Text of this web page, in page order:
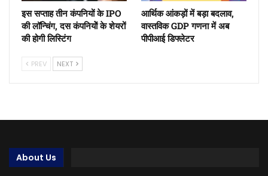
इस सप्ताह तीन कंपनियों के IPO
की लॉन्चिंग, दस कंपनियोें के शेयरों
की होगी लिस्टिंग
आर्थिक आंकड़ों में बड़ा बदलाव,
वास्तविक GDP गणना में अब
पीपीआई डिफ्लेटर
PREV NEXT
About Us